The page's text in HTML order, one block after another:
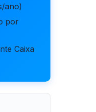
ano)
por
Caixa